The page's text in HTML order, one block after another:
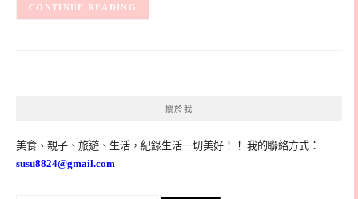
CONTINUE READING
關於我
美食、親子、旅遊、生活，紀錄生活一切美好！！ 我的聯絡方式：
susu8824@gmail.com